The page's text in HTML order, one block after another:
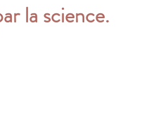
la science.